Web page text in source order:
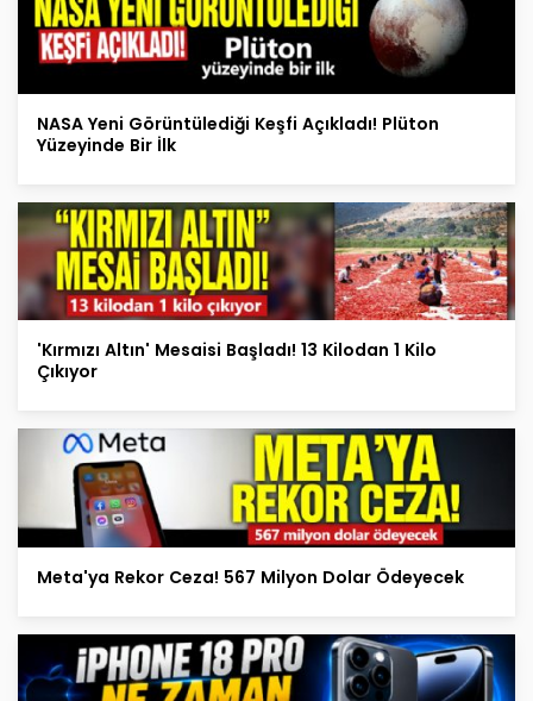
NASA Yeni Görüntülediği Keşfi Açıkladı! Plüton
Yüzeyinde Bir İlk
'Kırmızı Altın' Mesaisi Başladı! 13 Kilodan 1 Kilo
Çıkıyor
Meta'ya Rekor Ceza! 567 Milyon Dolar Ödeyecek